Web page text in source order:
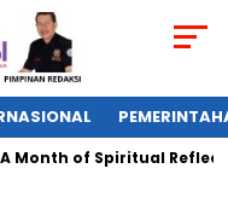
of Spiritual